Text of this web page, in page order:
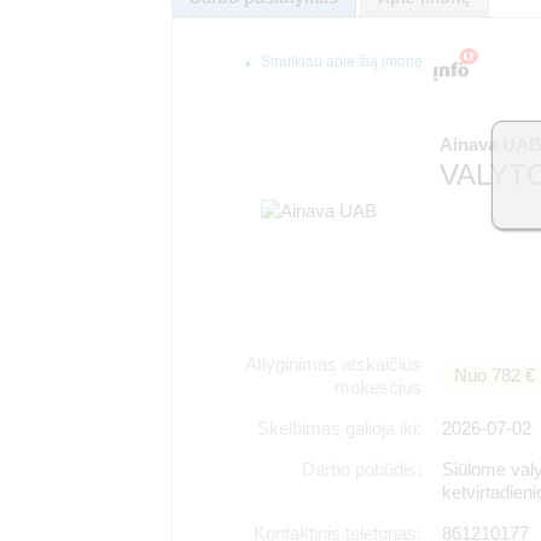
Ainava UAB
Nuo 782 €
2026-07-02
Siūlome
861210177
Smulkiau apie šią įmonę